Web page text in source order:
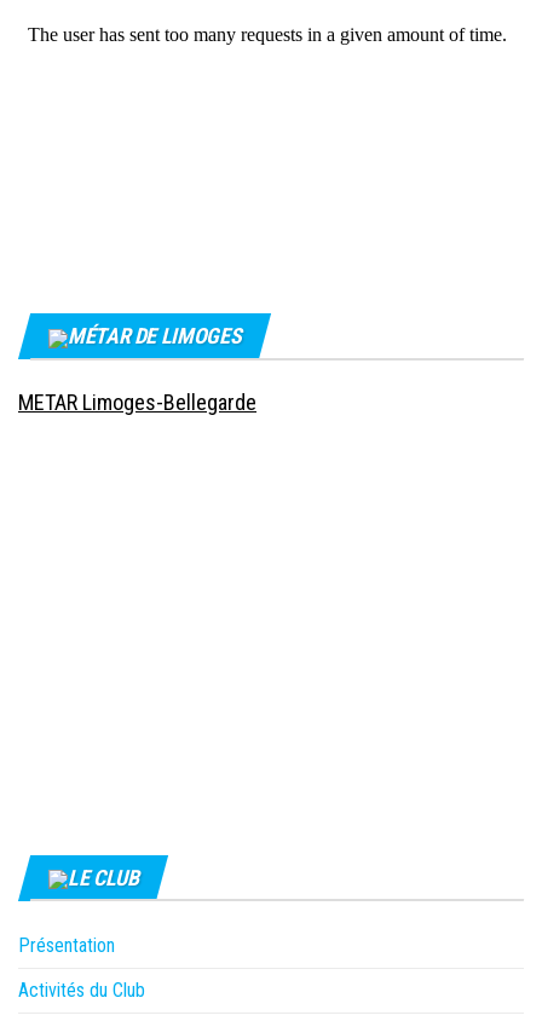
MÉTAR DE LIMOGES
METAR Limoges-Bellegarde
LE CLUB
Présentation
Activités du Club